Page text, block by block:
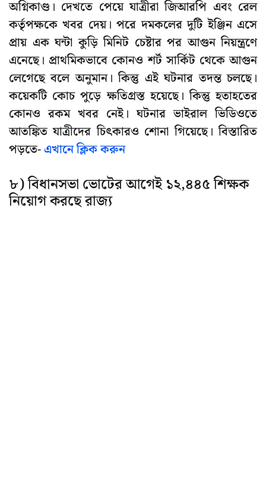
অগ্নিকাণ্ড। দেখতে পেয়ে যাত্রীরা জিআরপি এবং রেল
কর্তৃপক্ষকে খবর দেয়। পরে দমকলের দুটি ইঞ্জিন এসে
প্রায় এক ঘন্টা কুড়ি মিনিট চেষ্টার পর আগুন নিয়ন্ত্রণে
এনেছে। প্রাথমিকভাবে কোনও শর্ট সার্কিট থেকে আগুন
লেগেছে বলে অনুমান। কিন্তু এই ঘটনার তদন্ত চলছে।
কয়েকটি কোচ পুড়ে ক্ষতিগ্রস্ত হয়েছে। কিন্তু হতাহতের
কোনও রকম খবর নেই। ঘটনার ভাইরাল ভিডিওতে
আতঙ্কিত যাত্রীদের চিৎকারও শোনা গিয়েছে। বিস্তারিত
পড়তে-এখানে ক্লিক করুন
৮) বিধানসভা ভোটের আগেই ১২,৪৪৫ শিক্ষক
নিয়োগ করছে রাজ্য